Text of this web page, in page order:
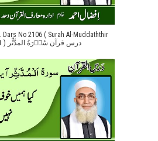
Dars No 2106 ( Surah Al-Muddaththir
Ayat 49-51 ) درس قرآن سُوۡرَةُ المدَّثِّر